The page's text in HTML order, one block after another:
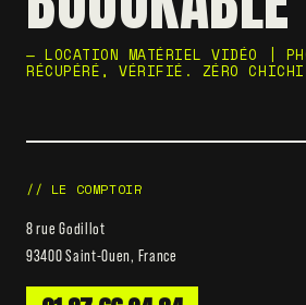
— LOCATION MATÉRIEL VIDÉO |
RÉCUPÉRÉ, VÉRIFIÉ. ZÉRO
// LE COMPTOIR
8 rue Godillot
93400 Saint-Ouen, France